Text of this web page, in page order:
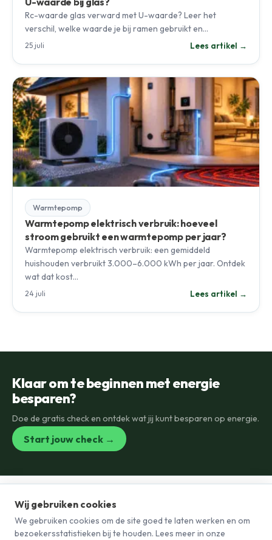
Rc-waarde glas verward met U-waarde? Leer het
verschil, welke waarde je bij ramen gebruikt en…
25 juli Lees artikel →
Warmtepomp
Warmtepomp elektrisch verbruik: hoeveel
stroom gebruikt een warmtepomp per jaar?
Warmtepomp elektrisch verbruik: een gemiddeld
huishouden verbruikt 3.000–6.000 kWh per jaar. Ontdek
wat dat kost…
24 juli Lees artikel →
Klaar om te beginnen met energie
besparen?
Doe de gratis check en ontdek wat jij kunt besparen op energie.
Start jouw check →
Privacy Voorwaarden Blog Contact
Wij gebruiken cookies
We gebruiken cookies om de site goed te laten werken en om
bezoekersstatistieken bij te houden. Lees meer in onze